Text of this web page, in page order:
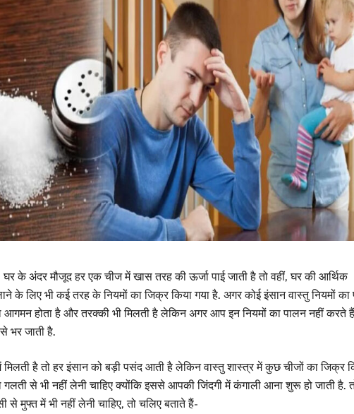
के अंदर मौजूद हर एक चीज में खास तरह की ऊर्जा पाई जाती है तो वहीं, घर की आर्थिक
के लिए भी कई तरह के नियमों का जिक्र किया गया है. अगर कोई इंसान वास्तु नियमों का
आगमन होता है और तरक्की भी मिलती है लेकिन अगर आप इन नियमों का पालन नहीं करते
भर जाती है.
है तो हर इंसान को बड़ी पसंद आती है लेकिन वास्तु शास्त्र में कुछ चीजों का जिक्र
गलती से भी नहीं लेनी चाहिए क्योंकि इससे आपकी जिंदगी में कंगाली आना शुरू हो जाती है.
मुफ्त में भी नहीं लेनी चाहिए, तो चलिए बताते हैं-